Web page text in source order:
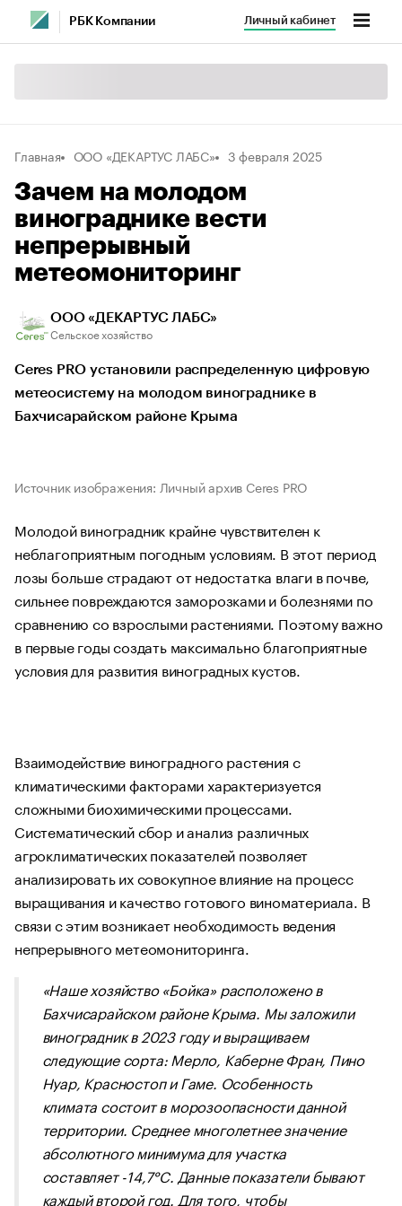
РБК Компании Личный кабинет
Главная ООО «ДЕКАРТУС ЛАБС» 3 февраля 2025
Зачем на молодом
винограднике вести
непрерывный
метеомониторинг
ООО «ДЕКАРТУС ЛАБС»
Сельское хозяйство
Ceres PRO установили распределенную цифровую
метеосистему на молодом винограднике в
Бахчисарайском районе Крыма
Источник изображения: Личный архив Ceres PRO
Молодой виноградник крайне чувствителен к
неблагоприятным погодным условиям. В этот период
лозы больше страдают от недостатка влаги в почве,
сильнее повреждаются заморозками и болезнями по
сравнению со взрослыми растениями. Поэтому важно
в первые годы создать максимально благоприятные
условия для развития виноградных кустов.
Взаимодействие виноградного растения с
климатическими факторами характеризуется
сложными биохимическими процессами.
Систематический сбор и анализ различных
агроклиматических показателей позволяет
анализировать их совокупное влияние на процесс
выращивания и качество готового виноматериала. В
связи с этим возникает необходимость ведения
непрерывного метеомониторинга.
«Наше хозяйство «Бойка» расположено в
Бахчисарайском районе Крыма. Мы заложили
виноградник в 2023 году и выращиваем
следующие сорта: Мерло, Каберне Фран, Пино
Нуар, Красностоп и Гаме. Особенность
климата состоит в морозоопасности данной
территории. Среднее многолетнее значение
абсолютного минимума для участка
составляет -14,7°С. Данные показатели бывают
каждый второй год. Для того, чтобы